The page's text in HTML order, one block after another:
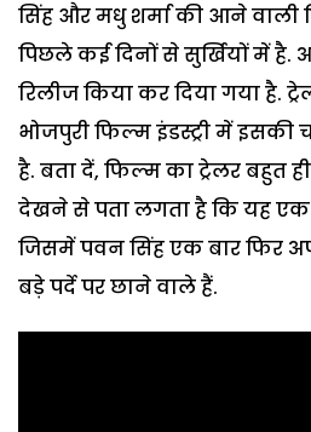
सिंह और मधु शर्मा की आने
पिछले कई दिनों से सुर्खियों में है.
रिलीज किया कर दिया गया है.
भोजपुरी फिल्म इंडस्ट्री में इसकी
है. बता दें, फिल्म का ट्रेलर बहुत
देखने से पता लगता है कि यह एक
जिसमें पवन सिंह एक बार फिर
बड़े पर्दे पर छाने वाले हैं.